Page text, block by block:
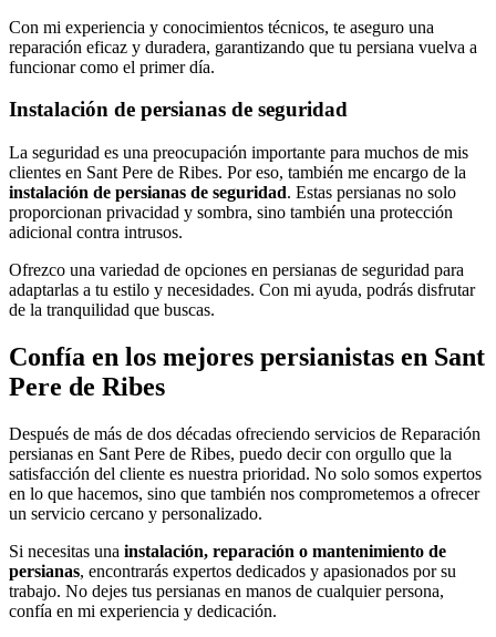
Con mi experiencia y conocimientos técnicos, te aseguro una
reparación eficaz y duradera, garantizando que tu persiana vuelva a
funcionar como el primer día.
Instalación de persianas de seguridad
La seguridad es una preocupación importante para muchos de mis
clientes en Sant Pere de Ribes. Por eso, también me encargo de la
instalación de persianas de seguridad. Estas persianas no solo
proporcionan privacidad y sombra, sino también una protección
adicional contra intrusos.
Ofrezco una variedad de opciones en persianas de seguridad para
adaptarlas a tu estilo y necesidades. Con mi ayuda, podrás disfrutar
de la tranquilidad que buscas.
Confía en los mejores persianistas en Sant
Pere de Ribes
Después de más de dos décadas ofreciendo servicios de Reparación
persianas en Sant Pere de Ribes, puedo decir con orgullo que la
satisfacción del cliente es nuestra prioridad. No solo somos expertos
en lo que hacemos, sino que también nos comprometemos a ofrecer
un servicio cercano y personalizado.
Si necesitas una instalación, reparación o mantenimiento de
persianas, encontrarás expertos dedicados y apasionados por su
trabajo. No dejes tus persianas en manos de cualquier persona,
confía en mi experiencia y dedicación.